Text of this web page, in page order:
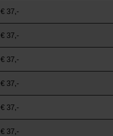
€ 37,-
€ 37,-
€ 37,-
€ 37,-
€ 37,-
€ 37,-